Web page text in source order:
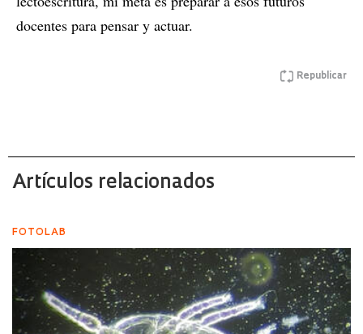
docentes para pensar y actuar.
Republicar